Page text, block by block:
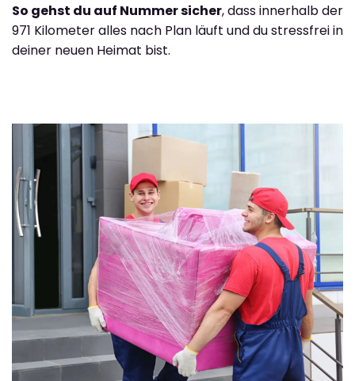
So gehst du auf Nummer sicher, dass innerhalb der
971 Kilometer alles nach Plan läuft und du stressfrei in
deiner neuen Heimat bist.